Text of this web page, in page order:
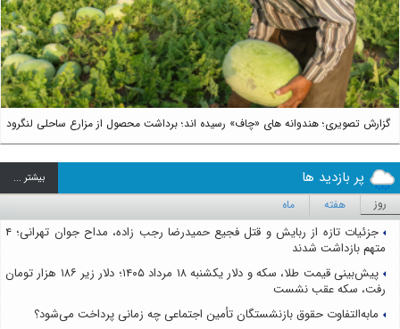
گزارش تصویری؛ هندوانه های «چاف» رسیده اند؛ برداشت محصول از مزارع ساحلی لنگرود
Next
پر بازدید ها بيشتر ...
روز هفته ماه
جزئیات تازه از ربایش و قتل فجیع حمیدرضا رجب زاده، مداح جوان تهرانی؛ ۴
متهم بازداشت شدند
پیش‌بینی قیمت طلا، سکه و دلار یکشنبه ۱۸ مرداد ۱۴۰۵؛ دلار زیر ۱۸۶ هزار تومان
رفت، سکه عقب نشست
مابه‌التفاوت حقوق بازنشستگان تأمین اجتماعی چه زمانی پرداخت می‌شود؟